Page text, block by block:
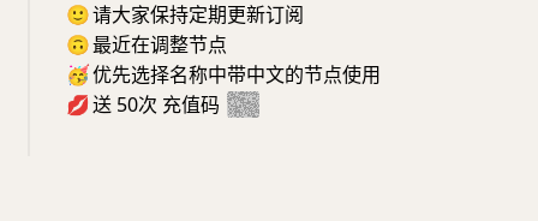
🙂请大家保持定期更新订阅
🙃最近在调整节点
🥳优先选择名称中带中文的节点使用
💋送 50次 充值码 918